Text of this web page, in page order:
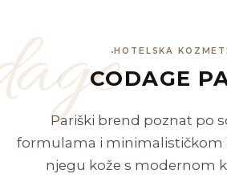
HOTELSKA
CODAGE
Pariški brend poznat po
formulama i minimalističkom
njegu kože s modernom